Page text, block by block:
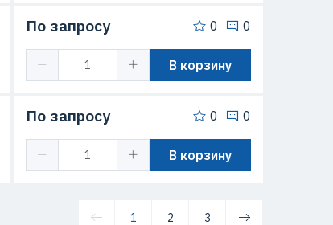
По запросу 0 0
В корзину
По запросу 0 0
В корзину
1 2 3